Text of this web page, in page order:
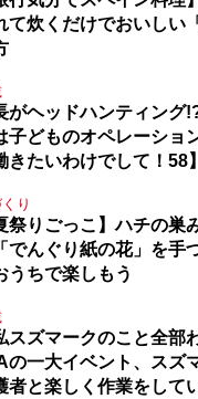
て炊くだけでおいしい
がヘッドハンティング
子どものオペレーショ
きたいわけでして！
り
祭りごっこ】ハチの巣
でんぐり紙の花」を手
うちで楽しもう
スズマークのこと全部
の一大イベント、スズ
者と楽しく作業をして